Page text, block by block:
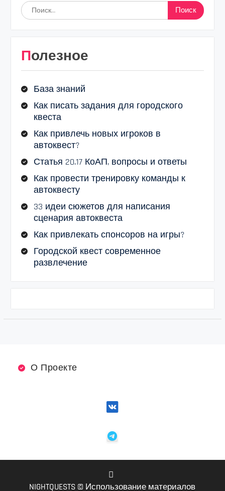
Найти:
Полезное
База знаний
Как писать задания для городского
квеста
Как привлечь новых игроков в
автоквест?
Статья 20.17 КоАП, вопросы и ответы
Как провести тренировку команды к
автоквесту
33 идеи сюжетов для написания
сценария автоквеста
Как привлекать спонсоров на игры?
Городской квест современное
развлечение
О Проекте
VK
NIGHTQUESTS © Использование материалов